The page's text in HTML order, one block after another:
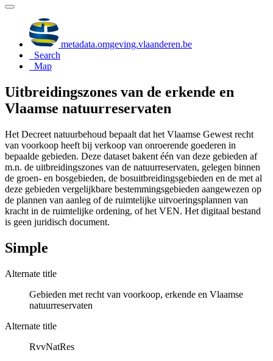
metadata.omgeving.vlaanderen.be
Search
Map
Uitbreidingszones van de erkende en
Vlaamse natuurreservaten
Het Decreet natuurbehoud bepaalt dat het Vlaamse Gewest recht
van voorkoop heeft bij verkoop van onroerende goederen in
bepaalde gebieden. Deze dataset bakent één van deze gebieden af
m.n. de uitbreidingszones van de natuurreservaten, gelegen binnen
de groen- en bosgebieden, de bosuitbreidingsgebieden en de met al
deze gebieden vergelijkbare bestemmingsgebieden aangewezen op
de plannen van aanleg of de ruimtelijke uitvoeringsplannen van
kracht in de ruimtelijke ordening, of het VEN. Het digitaal bestand
is geen juridisch document.
Simple
Alternate title
Gebieden met recht van voorkoop, erkende en Vlaamse
natuurreservaten
Alternate title
RvvNatRes